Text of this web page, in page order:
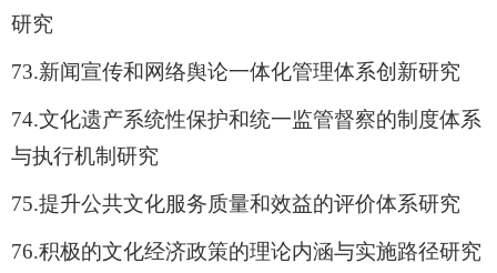
研究
73.新闻宣传和网络舆论一体化管理体系创新研究
74.文化遗产系统性保护和统一监管督察的制度体系
与执行机制研究
75.提升公共文化服务质量和效益的评价体系研究
76.积极的文化经济政策的理论内涵与实施路径研究